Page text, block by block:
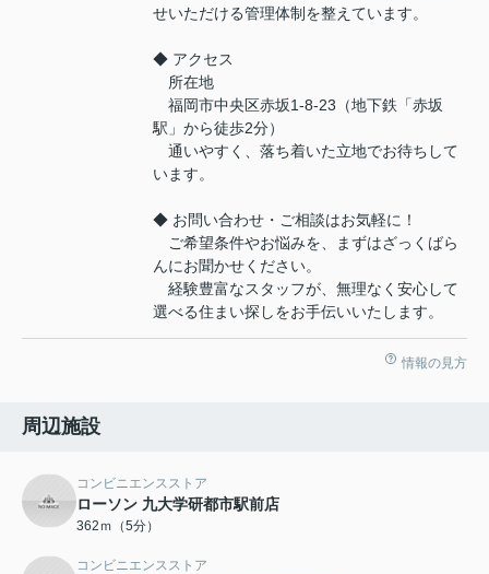
せいただける管理体制を整えています。
◆ アクセス
所在地
福岡市中央区赤坂1-8-23（地下鉄「赤坂
駅」から徒歩2分）
通いやすく、落ち着いた立地でお待ちして
います。
◆ お問い合わせ・ご相談はお気軽に！
ご希望条件やお悩みを、まずはざっくばら
んにお聞かせください。
経験豊富なスタッフが、無理なく安心して
選べる住まい探しをお手伝いいたします。
情報の見方
周辺施設
コンビニエンスストア
ローソン 九大学研都市駅前店
362ｍ（5分）
コンビニエンスストア